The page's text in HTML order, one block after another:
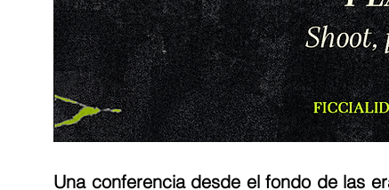
Una conferencia desde el fondo de las